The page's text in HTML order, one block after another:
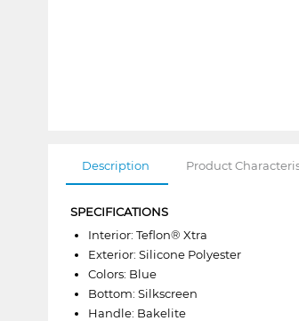
Description Product
SPECIFICATIONS
Interior: Teflon® Xtra
Exterior: Silicone Polyester
Colors: Blue
Bottom: Silkscreen
Handle: Bakelite